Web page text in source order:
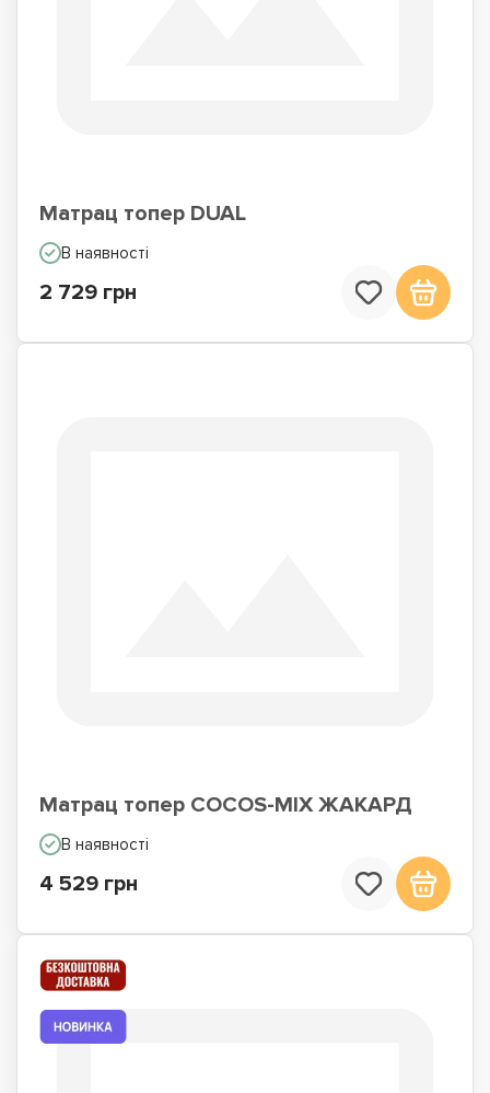
Матрац топер DUAL
В наявності
2 729 грн
Матрац топер COCOS-MIX ЖАКАРД
В наявності
4 529 грн